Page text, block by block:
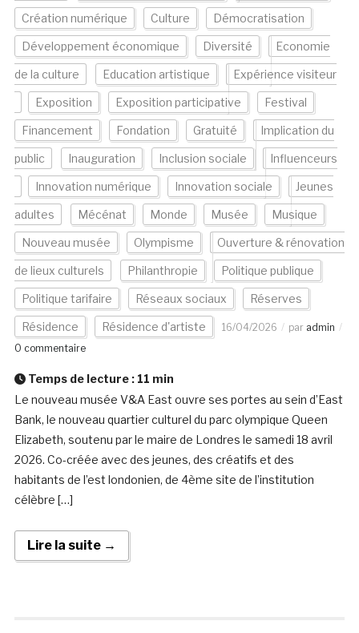
Création numérique Culture Démocratisation
Développement économique Diversité Economie
de la culture Education artistique Expérience visiteur
Exposition Exposition participative Festival
Financement Fondation Gratuité Implication du
public Inauguration Inclusion sociale Influenceurs
Innovation numérique Innovation sociale Jeunes
adultes Mécénat Monde Musée Musique
Nouveau musée Olympisme Ouverture & rénovation
de lieux culturels Philanthropie Politique publique
Politique tarifaire Réseaux sociaux Réserves
Résidence Résidence d'artiste 16/04/2026 par admin
0 commentaire
Temps de lecture : 11 min
Le nouveau musée V&A East ouvre ses portes au sein d’East
Bank, le nouveau quartier culturel du parc olympique Queen
Elizabeth, soutenu par le maire de Londres le samedi 18 avril
2026. Co-créée avec des jeunes, des créatifs et des
habitants de l’est londonien, de 4ème site de l’institution
célèbre […]
Lire la suite →